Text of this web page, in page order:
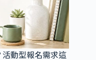
活動型報名需求這